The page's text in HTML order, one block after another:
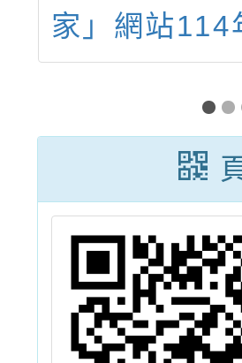
前教育署（以
簡稱國教署）
級中等學校
本土語文認
訓實施計畫
─114年臺灣
語認證加強
（5月）